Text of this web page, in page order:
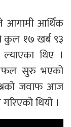
आगामी आर्थिक
कुल १७ खर्ब ९३
थिए ।
सुरु भएको
जवाफ आज
थियो ।